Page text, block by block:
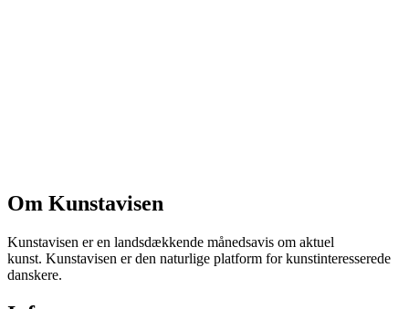
Om Kunstavisen
Kunstavisen er en landsdækkende månedsavis om aktuel
kunst. Kunstavisen er den naturlige platform for kunstinteresserede
danskere.